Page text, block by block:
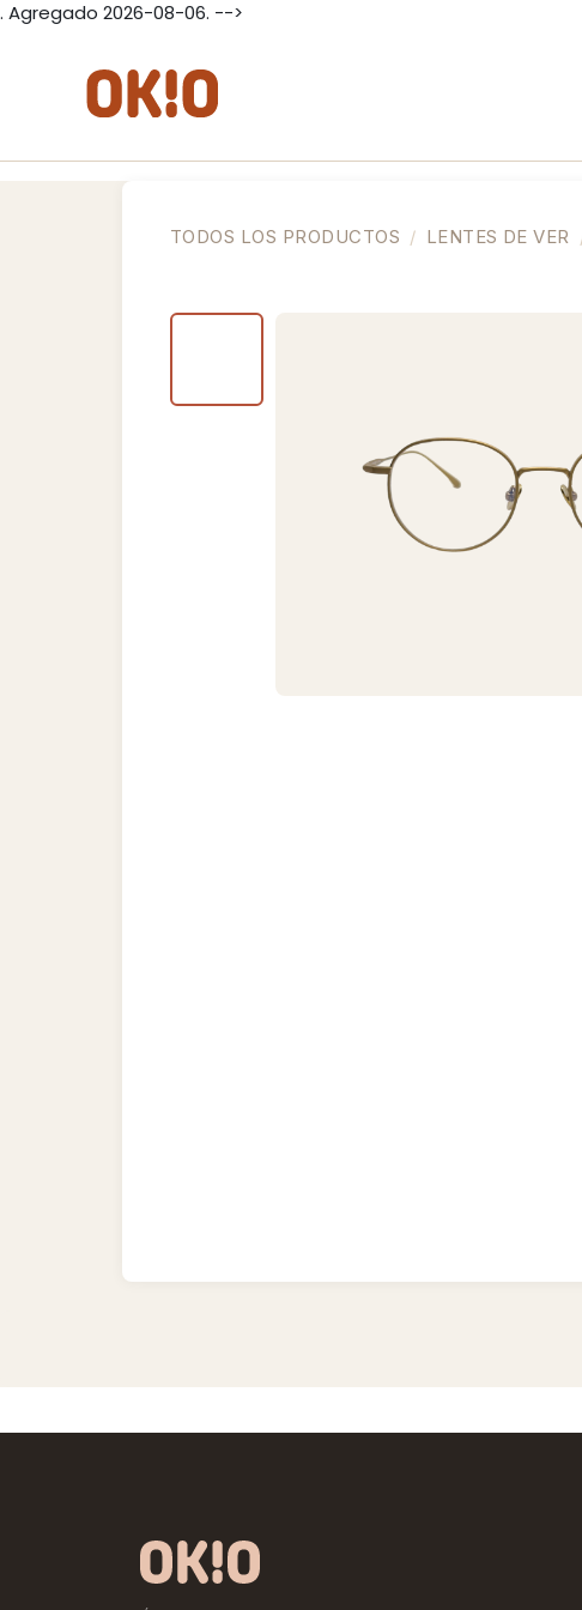
. Agregado 2026-08-06. -->
TODOS LOS PRODUCTOS LENTES DE VER